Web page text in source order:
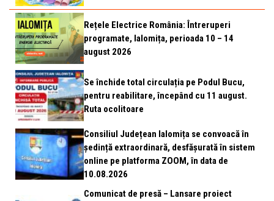
Rețele Electrice România: Întreruperi
programate, Ialomița, perioada 10 – 14
august 2026
Se închide total circulația pe Podul Bucu,
pentru reabilitare, începând cu 11 august.
Ruta ocolitoare
Consiliul Județean Ialomița se convoacă în
ședință extraordinară, desfășurată în sistem
online pe platforma ZOOM, în data de
10.08.2026
Comunicat de presă – Lansare proiect